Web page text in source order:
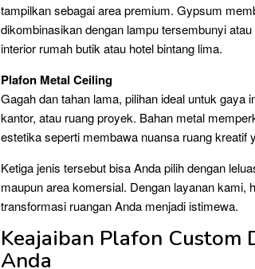
tampilkan sebagai area premium. Gypsum
dikombinasikan dengan lampu tersembunyi
interior rumah butik atau hotel bintang lima.
Plafon Metal Ceiling
Gagah dan tahan lama, pilihan ideal untuk gaya
kantor, atau ruang proyek. Bahan metal
estetika seperti membawa nuansa ruang kreatif
Ketiga jenis tersebut bisa Anda pilih dengan
maupun area komersial. Dengan layanan kami,
transformasi ruangan Anda menjadi istimewa.
Keajaiban Plafon Custom
Anda